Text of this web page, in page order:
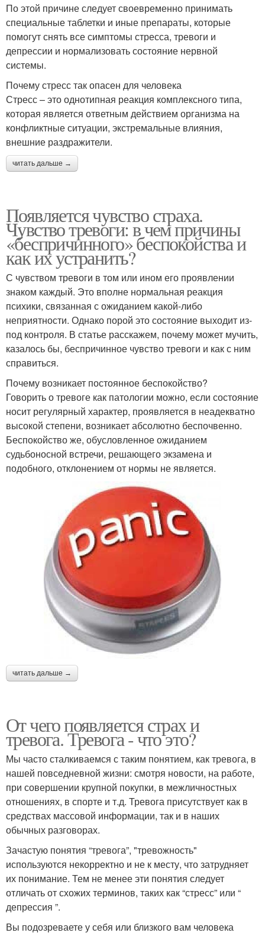
По этой причине следует своевременно принимать
специальные таблетки и иные препараты, которые
помогут снять все симптомы стресса, тревоги и
депрессии и нормализовать состояние нервной
системы.
Почему стресс так опасен для человека
Стресс – это однотипная реакция комплексного типа,
которая является ответным действием организма на
конфликтные ситуации, экстремальные влияния,
внешние раздражители.
читать дальше →
Появляется чувство страха.
Чувство тревоги: в чем причины
«беспричинного» беспокойства и
как их устранить?
С чувством тревоги в том или ином его проявлении
знаком каждый. Это вполне нормальная реакция
психики, связанная с ожиданием какой-либо
неприятности. Однако порой это состояние выходит из-
под контроля. В статье расскажем, почему может мучить,
казалось бы, беспричинное чувство тревоги и как с ним
справиться.
Почему возникает постоянное беспокойство?
Говорить о тревоге как патологии можно, если состояние
носит регулярный характер, проявляется в неадекватно
высокой степени, возникает абсолютно беспочвенно.
Беспокойство же, обусловленное ожиданием
судьбоносной встречи, решающего экзамена и
подобного, отклонением от нормы не является.
читать дальше →
От чего появляется страх и
тревога. Тревога - что это?
Мы часто сталкиваемся с таким понятием, как тревога, в
нашей повседневной жизни: смотря новости, на работе,
при совершении крупной покупки, в межличностных
отношениях, в спорте и т.д. Тревога присутствует как в
средствах массовой информации, так и в наших
обычных разговорах.
Зачастую понятия “тревога”, "тревожность"
используются некорректно и не к месту, что затрудняет
их понимание. Тем не менее эти понятия следует
отличать от схожих терминов, таких как “стресс” или “
депрессия ”.
Вы подозреваете у себя или близкого вам человека